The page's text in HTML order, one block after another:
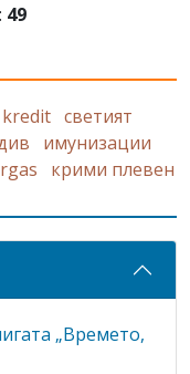
49
светият
имунизации
крими плевен
„Времето,